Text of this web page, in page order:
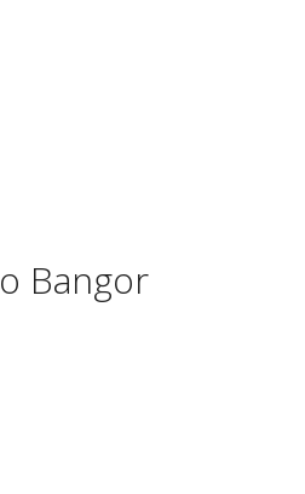
Bangor